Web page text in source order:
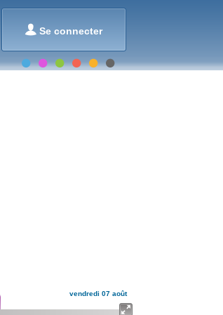
 Se connecter
vendredi 07 août
